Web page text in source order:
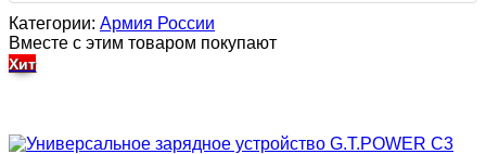
Категории: Армия России
Вместе с этим товаром покупают
Хит